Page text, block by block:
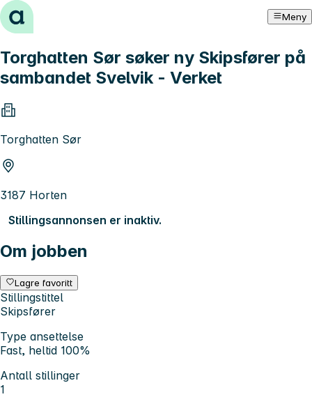
Hopp til innhold Meny
Torghatten Sør søker ny Skipsfører på
sambandet Svelvik - Verket
Torghatten Sør
3187 Horten
Stillingsannonsen er inaktiv.
Om jobben
Lagre favoritt
Stillingstittel
Skipsfører
Type ansettelse
Fast, heltid 100%
Antall stillinger
1